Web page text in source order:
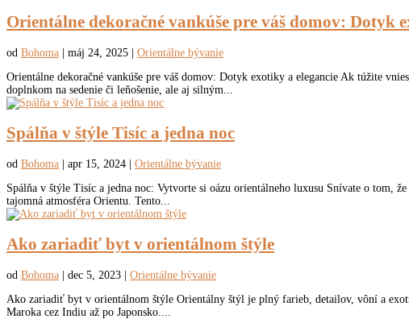
Orientálne dekoračné vankúše pre váš domov: Dotyk
od Bohoma máj 24, 2025
Orientálne bývanie
Orientálne dekoračné vankúše pre váš domov: Dotyk exotiky a elegancie Ak túžite
doplnkom na sedenie či leňošenie, ale aj silným...
Spálňa v štýle Tisíc a jedna noc
od Bohoma | apr 15, 2024 | Orientálne bývanie
Spálňa v štýle Tisíc a jedna noc: Vytvorte si oázu orientálneho luxusu Snívate o tom,
tajomná atmosféra Orientu. Tento...
Ako zariadiť byt v orientálnom štýle
od Bohoma | dec 5, 2023 | Orientálne bývanie
Ako zariadiť byt v orientálnom štýle Orientálny štýl je plný farieb, detailov, vôní a
Maroka cez Indiu až po Japonsko....